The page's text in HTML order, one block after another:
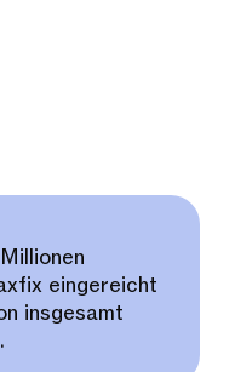
eingereicht
insgesamt